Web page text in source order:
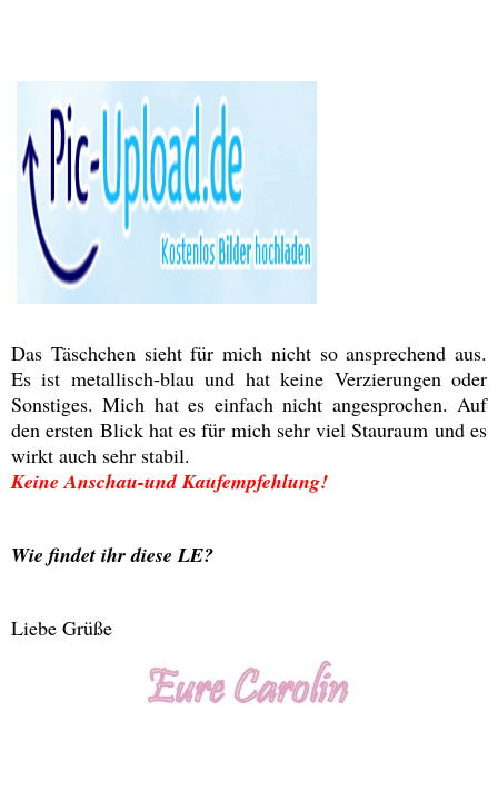
Das Täschchen sieht für mich nicht so ansprechend aus.
Es ist metallisch-blau und hat keine Verzierungen oder
Sonstiges. Mich hat es einfach nicht angesprochen. Auf
den ersten Blick hat es für mich sehr viel Stauraum und es
wirkt auch sehr stabil.
Keine Anschau-und Kaufempfehlung!
Wie findet ihr diese LE?
Liebe Grüße